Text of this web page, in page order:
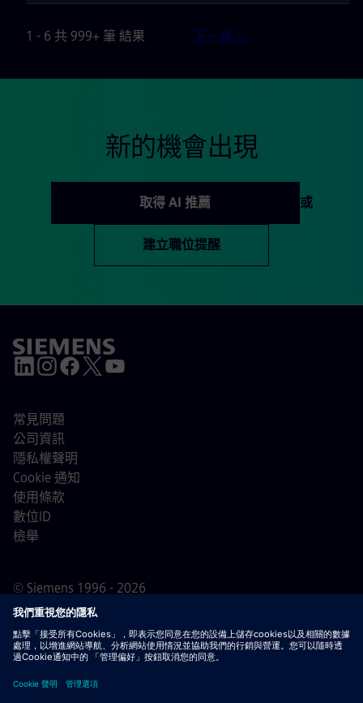
1 - 6 共 999+ 筆 結果 下一頁 >>
新的機會出現
取得 AI 推薦 或
建立職位提醒
© Siemens 1996 - 2026
常見問題
公司資訊
隱私權聲明
Cookie 通知
使用條款
數位ID
檢舉
重要通知敬告所有求職者，西門子在申請過程的任何階段
會要求提供銀行帳戶資料或個人財務資訊作為錄用保證。同